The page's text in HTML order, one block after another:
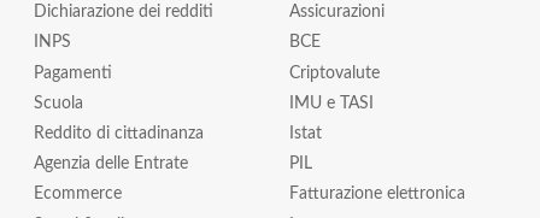
Dichiarazione dei redditi
INPS
Pagamenti
Scuola
Reddito di cittadinanza
Agenzia delle Entrate
Ecommerce
Assicurazioni
BCE
Criptovalute
IMU e TASI
Istat
PIL
Fatturazione elettronica